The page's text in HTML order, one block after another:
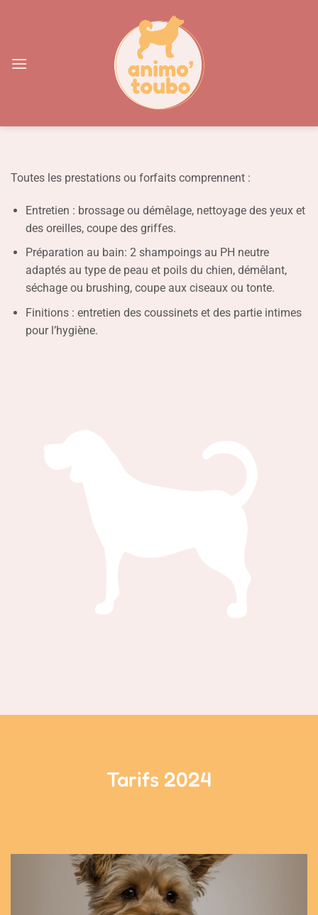
Toutes les prestations ou forfaits comprennent :
Entretien : brossage ou démêlage, nettoyage des yeux et
des oreilles, coupe des griffes.
Préparation au bain: 2 shampoings au PH neutre
adaptés au type de peau et poils du chien, démêlant,
séchage ou brushing, coupe aux ciseaux ou tonte.
Finitions : entretien des coussinets et des partie intimes
pour l’hygiène.
Tarifs 2024